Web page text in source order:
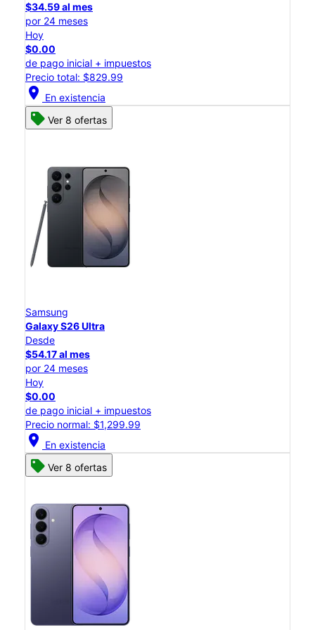
$34.59 al mes
por 24 meses
Hoy
$0.00
de pago inicial + impuestos
Precio total: $829.99
location_on En existencia
Ver 8 ofertas
Samsung
Galaxy S26 Ultra
Desde
$54.17 al mes
por 24 meses
Hoy
$0.00
de pago inicial + impuestos
Precio normal: $1,299.99
location_on En existencia
Ver 8 ofertas